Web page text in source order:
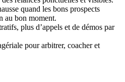
quand les bons prospects
au bon moment.
plus d’appels et de démos par
pour arbitrer, coacher et